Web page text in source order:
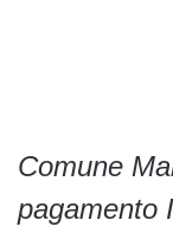
Comune
pagamento